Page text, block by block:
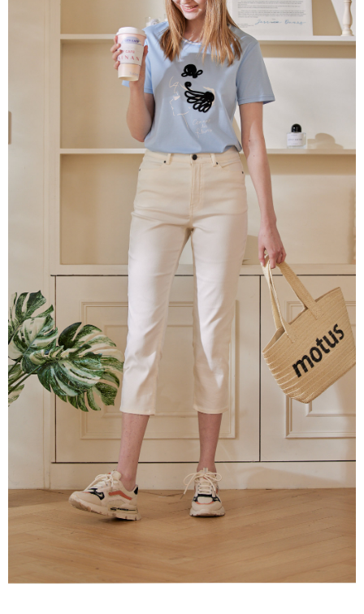
是否繳費成功／繳費後需取消欲退款等相關疑問，請聯繫「AFTEE先享後付
https://netprotections.freshdesk.com/support/home
１．透過由恩沛科技股份有限公司提供之「AFTEE先享後付」服務完成之交
易，需依本服務之必要範圍內提供個人資料，並將交易相關給付款項請求債
權轉讓予恩沛科技股份有限公司。
２．關於個人資料處理事宜，請瀏覽以下網址：
https://aftee.tw/terms/#terms3
３．未成年的使用者請事先徵得法定代理人或監護人之同意方可使用
「AFTEE先享後付」，若未經同意申辦者引起之損失，本公司不負相關責
４．使用「AFTEE先享後付」時，將依據個別帳號之用戶狀況，依本公司即
時審查核予不同之上限額度；若仍有額度不足之情形，本公司將視審查結果
５．嚴禁一人註冊多個帳號或使用他人資訊註冊。若發現惡意使用之情形，
恩沛科技股份有限公司將有權停止該用戶之使用額度並採取法律行動。
每筆NT$120，滿NT$2,000(含以上)免運費